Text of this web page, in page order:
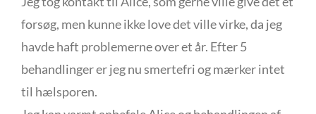
forsøg, men kunne ikke love det ville virke, da jeg
havde haft problemerne over et år. Efter 5
behandlinger er jeg nu smertefri og mærker intet
til hælsporen.